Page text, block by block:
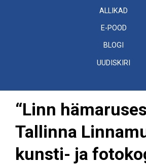
ALLIKAD
E-POOD
BLOGI
UUDISKIRI
“Linn
Tallinna
kunsti- ja